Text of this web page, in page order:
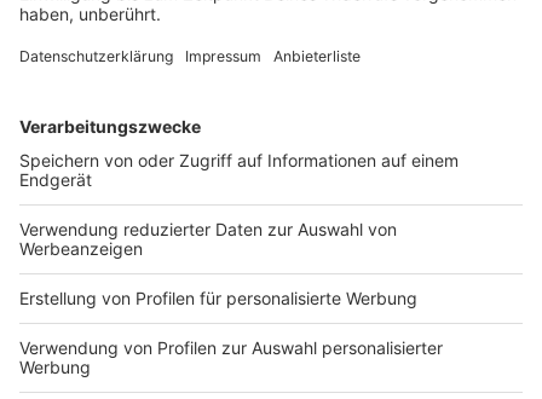
durchziehen lassen.
Anzeige
Das ist der Kitchen Club by Nelson Müller:
Anzeige
Bei euch läuft das Radio in der Küche, bei uns die
Küche im Radio. Starkoch Nelson Müller lädt uns
exklusiv in seinen Kitchen Club ein. Ab sofort versorgt
er uns täglich mit raffinierten Rezepten zum